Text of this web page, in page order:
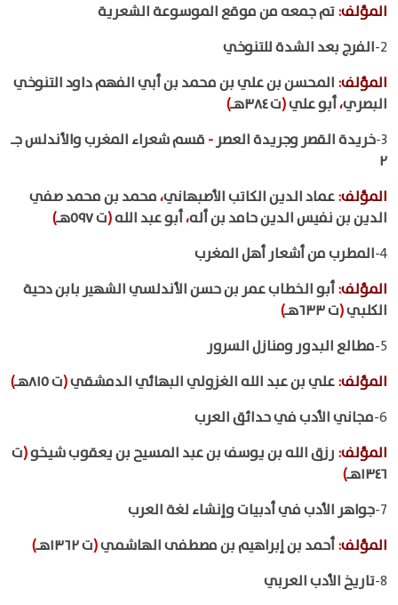
المؤلف:تم جمعه من موقع الموسوعة الشعرية
2- الفرج بعد الشدة للتنوخي
المؤلف: المحسن بن علي بن محمد بن أبي الفهم داود التنوخي
البصري،أبو علي(ت ٣٨٤هـ
)
3- خريدة القصر وجريدة العصر- قسم شعراء المغرب والأندلس جـ
٢
المؤلف:عماد الدين الكاتب الأصبهاني،محمد بن محمد صفي
الدين بن نفيس الدين حامد بن أله،أبو عبد الله(ت ٥٩٧هـ
)
4- المطرب من أشعار أهل المغرب
المؤلف:أبو الخطاب عمر بن حسن الأندلسي الشهير بابن دحية
الكلبي(ت ٦٣٣هـ
)
5- مطالع البدور ومنازل السرور
المؤلف:علي بن عبد الله الغزولي البهائي الدمشقي(ت ٨١٥هـ
)
6- مجاني الأدب في حدائق العرب
المؤلف: رزق الله بن يوسف بن عبد المسيح بن يعقوب شيخو(ت
١٣٤٦هـ
)
7- جواهر الأدب في أدبيات وإنشاء لغة العرب
المؤلف:أحمد بن إبراهيم بن مصطفى الهاشمي(ت ١٣٦٢هـ
)
8- تاريخ الأدب العربي